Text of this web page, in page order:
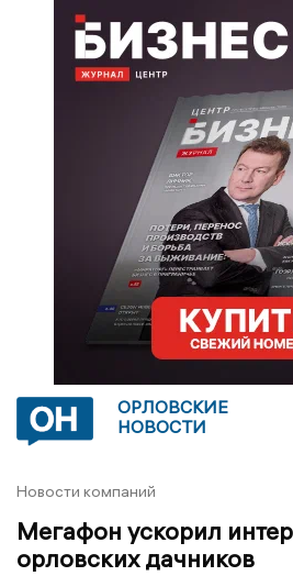
ОРЛОВСКИЕ
НОВОСТИ
Новости компаний
Мегафон ускорил
орловских дачников